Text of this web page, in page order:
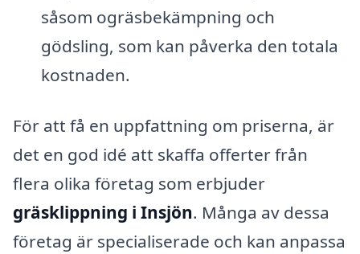
såsom ogräsbekämpning och
gödsling, som kan påverka den totala
kostnaden.
För att få en uppfattning om priserna, är
det en god idé att skaffa offerter från
flera olika företag som erbjuder
gräsklippning i Insjön. Många av dessa
företag är specialiserade och kan anpassa